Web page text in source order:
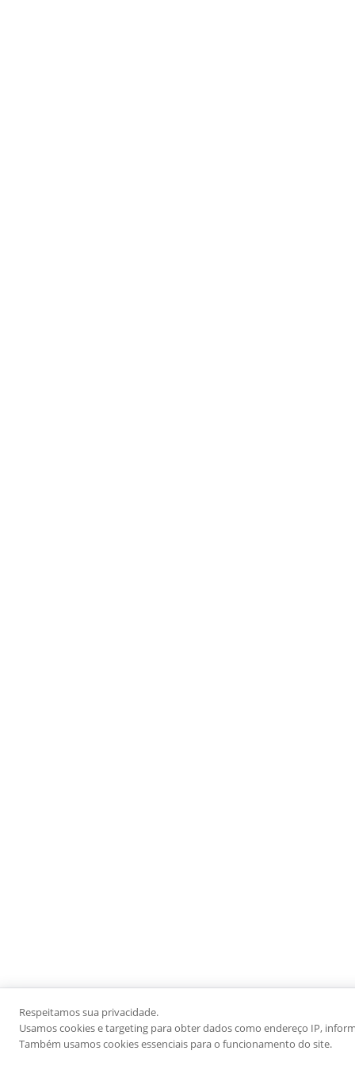
Respeitamos sua privacidade.
Usamos cookies e targeting para obter dados como endereço IP,
Também usamos cookies essenciais para o funcionamento do site.